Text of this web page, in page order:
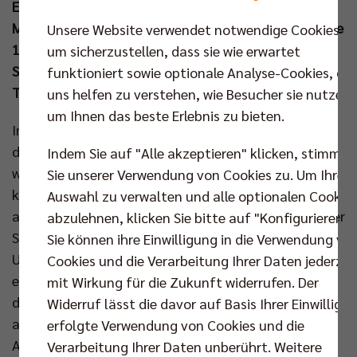
Erfolg (25:15, 25:20, 25:17) gegen den TSV Haching
München in der Bundesliga ab. Dabei durften sich alle
14 Spieler den 4.082 Zuschauern in der Max-
Schmeling-Halle präsentieren und diese wählten
Topscorer Daniel Malescha zum MVP.
Im Duell Erster gegen Elfter wollte Joel Banks nichts
dem Zufall überlassen und schickte zunächst ein
weiteres Mal sein A-Team auf die Platte. Zu diesem
konnte im Mittelblock wieder Nehemiah Mote
anstelle von Matthew Knigge zählen. Vor allem an der
Seitenlinie herrschte zu Spielbeginn eine Menge
Unruhe, als Banks’ erste Challenge des Abends nicht
erfolgreich war und die Berliner mit einigen Fehlern
die Gäste gut ins Spiel kommen ließen (3:4, 8:7). Erst
als die Hausherren die Konzentration und
Aufschlagqualität hochschraubten, erspielte man
Unsere Website verwendet notwendige Cookies,
um sicherzustellen, dass sie wie erwartet
funktioniert sowie optionale Analyse-Cookies, die
uns helfen zu verstehen, wie Besucher sie nutzen,
um Ihnen das beste Erlebnis zu bieten.
Indem Sie auf "Alle akzeptieren" klicken, stimmen
Sie unserer Verwendung von Cookies zu. Um Ihre
Auswahl zu verwalten und alle optionalen Cookies
abzulehnen, klicken Sie bitte auf "Konfigurieren".
Sie können ihre Einwilligung in die Verwendung
Cookies und die Verarbeitung Ihrer Daten
mit Wirkung für die Zukunft widerrufen. Der
Widerruf lässt die davor auf Basis Ihrer
erfolgte Verwendung von Cookies und die
Verarbeitung Ihrer Daten unberührt. Weitere